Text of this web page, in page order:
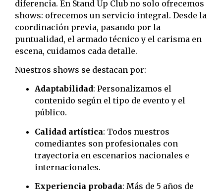
diferencia. En Stand Up Club no solo ofrecemos
shows: ofrecemos un servicio integral. Desde la
coordinación previa, pasando por la
puntualidad, el armado técnico y el carisma en
escena, cuidamos cada detalle.
Nuestros shows se destacan por:
Adaptabilidad: Personalizamos el
contenido según el tipo de evento y el
público.
Calidad artística: Todos nuestros
comediantes son profesionales con
trayectoria en escenarios nacionales e
internacionales.
Experiencia probada: Más de 5 años de